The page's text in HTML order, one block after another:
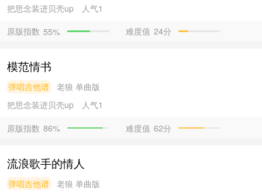
把思念装进贝壳up
人气1
原版指数 55% 难度值 24分
模范情书
弹唱吉他谱 老狼 单曲版
把思念装进贝壳up
人气1
原版指数 86% 难度值 62分
流浪歌手的情人
弹唱吉他谱 老狼 单曲版